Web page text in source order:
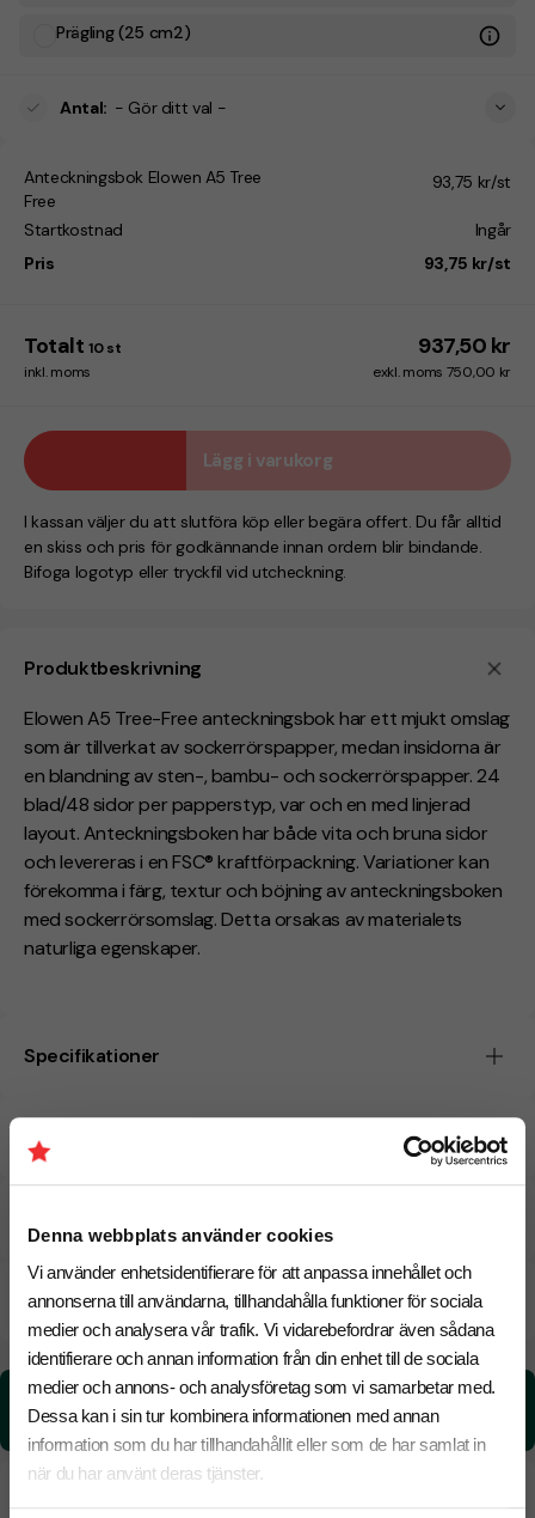
Denna webbplats använder cookies
Vi använder enhetsidentifierare för att anpassa innehållet och
annonserna till användarna, tillhandahålla funktioner för sociala
medier och analysera vår trafik. Vi vidarebefordrar även sådana
identifierare och annan information från din enhet till de sociala
medier och annons- och analysföretag som vi samarbetar med.
Dessa kan i sin tur kombinera informationen med annan
information som du har tillhandahållit eller som de har samlat in
när du har använt deras tjänster.
Produktbeskrivning
Elowen A5 Tree-Free anteckningsbok har ett mjukt omslag
som är tillverkat av sockerrörspapper, medan insidorna är
en blandning av sten-, bambu- och sockerrörspapper. 24
blad/48 sidor per papperstyp, var och en med linjerad
layout. Anteckningsboken har både vita och bruna sidor
och levereras i en FSC® kraftförpackning. Variationer kan
förekomma i färg, textur och böjning av anteckningsboken
med sockerrörsomslag. Detta orsakas av materialets
naturliga egenskaper.
Specifikationer
Tryckmetoder
CO₂e -avtryck
Prägling (25 cm2)
Antal: - Gör ditt val -
Anteckningsbok Elowen A5 Tree
Free
93,75 kr/st
Startkostnad
Ingår
Pris
93,75 kr/st
Totalt 10 st 937,50 kr
inkl. moms exkl. moms 750,00 kr
Lägg i varukorg
I kassan väljer du att slutföra köp eller begära offert. Du får alltid
en skiss och pris för godkännande innan ordern blir bindande.
Bifoga logotyp eller tryckfil vid utcheckning.
CO₂e -avtryck:
0.55 kg CO₂e / per styck